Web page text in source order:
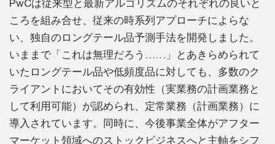
PwCは従来型と最新アルゴリズムのそれぞれの良いと
ころを組み合せ、従来の時系列アプローチによらな
い、独自のロングテール品予測手法を開発しました。
いままで「これは無理だろう……」とあきらめられて
いたロングテール品や低頻度品に対しても、多数のク
ライアントにおいてその有効性（実業務の計画業務と
して利用可能）が認められ、定常業務（計画業務）に
導入されています。同時に、今後事業全体がアフター
マーケット領域へのストックビジネスへと主軸をシフ